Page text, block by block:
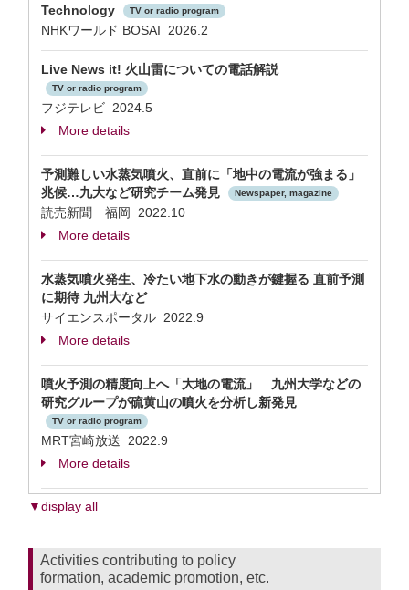
Technology
TV or radio program
NHKワールド BOSAI 2026.2
Live News it! 火山雷についての電話解説
TV or radio program
フジテレビ 2024.5
More details
予測難しい水蒸気噴火、直前に「地中の電流が強まる」
兆候…九大など研究チーム発見
Newspaper, magazine
読売新聞 福岡 2022.10
More details
水蒸気噴火発生、冷たい地下水の動きが鍵握る 直前予測
に期待 九州大など
サイエンスポータル 2022.9
More details
噴火予測の精度向上へ「大地の電流」 九州大学などの
研究グループが硫黄山の噴火を分析し新発見
TV or radio program
MRT宮崎放送 2022.9
More details
▼display all
Activities contributing to policy
formation, academic promotion, etc.